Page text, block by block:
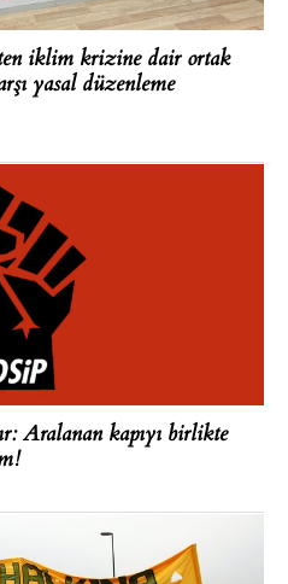
iklim krizine dair ortak
yasal düzenleme
Aralanan kapıyı birlikte